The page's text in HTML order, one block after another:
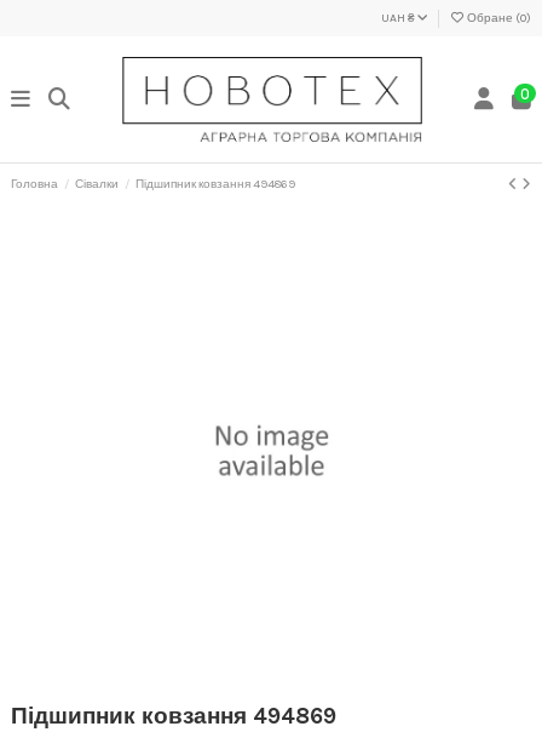
UAH ₴ Обране (0)
0
Головна Сівалки Підшипник ковзання 494869
Підшипник ковзання 494869